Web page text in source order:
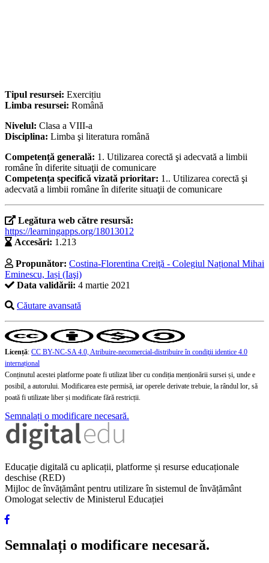
Tipul resursei: Exercițiu
Limba resursei: Română
Nivelul: Clasa a VIII-a
Disciplina: Limba şi literatura română
Competență generală: 1. Utilizarea corectă şi adecvată a limbii
române în diferite situaţii de comunicare
Competența specifică vizată prioritar: 1.. Utilizarea corectă şi
adecvată a limbii române în diferite situaţii de comunicare
Legătura web către resursă:
https://learningapps.org/18013012
Accesări: 1.213
Propunător: Costina-Florentina Creiţă - Colegiul Național Mihai
Eminescu, Iași (Iaşi)
Data validării: 4 martie 2021
Căutare avansată
Licență: CC BY-NC-SA 4.0, Atribuire-necomercial-distribuire în condiţii identice 4.0
internațional
Conținutul acestei platforme poate fi utilizat liber cu condiția menționării sursei și, unde e
posibil, a autorului. Modificarea este permisă, iar operele derivate trebuie, la rândul lor, să
poată fi utilizate liber și modificate fără restricții.
Semnalați o modificare necesară.
Educație digitală cu aplicații, platforme și resurse educaționale
deschise (RED)
Mijloc de învățământ pentru utilizare în sistemul de învățământ
Omologat selectiv de Ministerul Educației
Semnalați o modificare necesară.